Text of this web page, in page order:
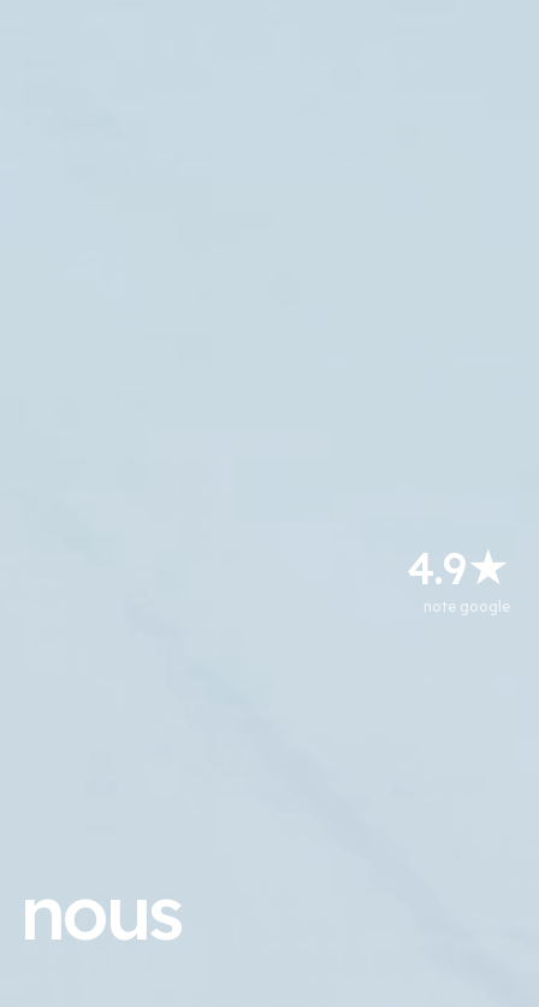
nous
4.9★
note google